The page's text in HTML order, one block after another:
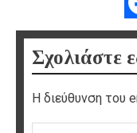
Σχολιάστε
Η διεύθυνση του